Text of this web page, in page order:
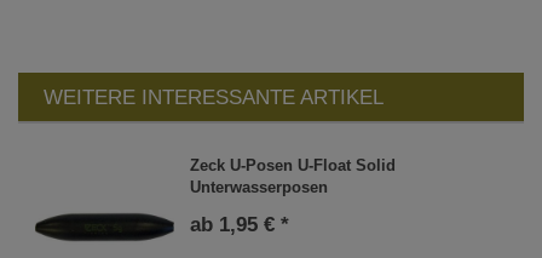
WEITERE INTERESSANTE ARTIKEL
Zeck U-Posen U-Float Solid
Unterwasserposen
ab 1,95 € *